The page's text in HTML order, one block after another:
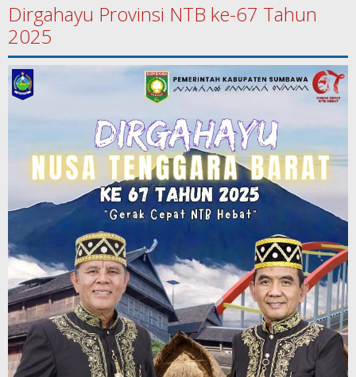
Dirgahayu Provinsi NTB ke-67 Tahun
2025